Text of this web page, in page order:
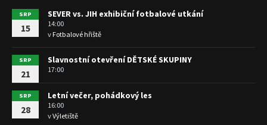
SRP
15
SEVER vs. JIH exhibiční fotbalové utkání
14:00
vFotbalové hřiště
SRP
21
Slavnostní otevření DĚTSKÉ SKUPINY
17:00
SRP
28
Letní večer, pohádkový les
16:00
vVýletiště